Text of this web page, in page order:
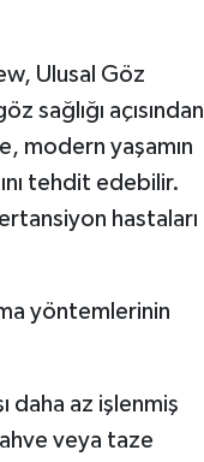
Ulusal Göz
sağlığı açısından
modern yaşamın
tehdit edebilir.
hastaları
yöntemlerinin
daha az işlenmiş
veya taze